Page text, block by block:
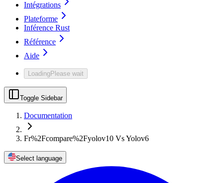
Intégrations
Plateforme
Inférence Rust
Référence
Aide
LoadingPlease wait
Toggle Sidebar
Documentation
Fr%2Fcompare%2Fyolov10 Vs Yolov6
Select language